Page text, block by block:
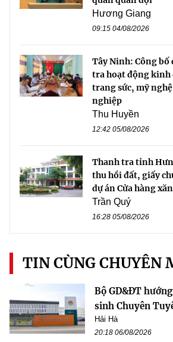
Hương Giang
09:15 04/08/2026
Tây Ninh: Công
tra hoạt động kinh
trang sức, mỹ
nghiệp
Thu Huyền
12:42 05/08/2026
Thanh tra tỉnh
thu hồi đất, giấy
dự án Cửa hàng
Trần Quý
16:28 05/08/2026
TIN CÙNG CHUYÊN
Bộ GD&ĐT
sinh Chuyên
Hải Hà
20:18 06/08/2026